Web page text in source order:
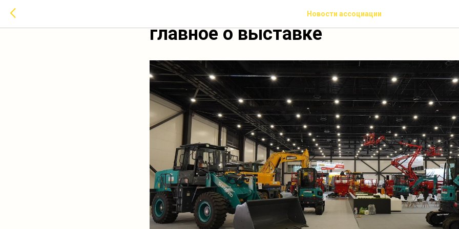
Новости ассоциации
Eurasian Construction Technology
главное о выставке